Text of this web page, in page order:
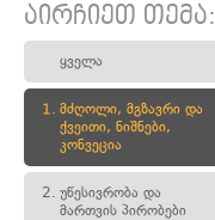
აირჩიეთ თემა:
ყველა
1. მძღოლი, მგზავრი და
ქვეითი, ნიშნები,
კონვეცია
2. უწესივრობა და
მართვის პირობები